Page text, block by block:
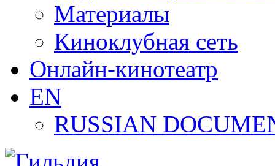
Материалы
Киноклубная сеть
Онлайн-кинотеатр
EN
RUSSIAN